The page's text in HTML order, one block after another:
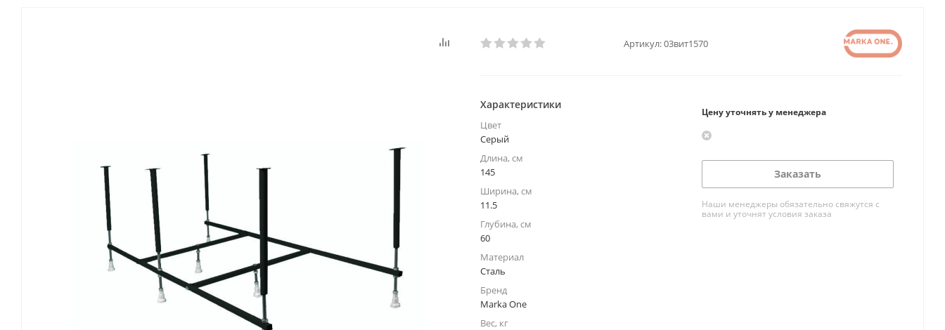
Артикул:03вит1570
Характеристики
Цвет
Серый
Длина, см
145
Ширина, см
11.5
Глубина, см
60
Материал
Сталь
Бренд
Marka One
Вес, кг
Цену уточнять у менеджера
Заказать
Наши менеджеры обязательно свяжутся с
вами и уточнят условия заказа